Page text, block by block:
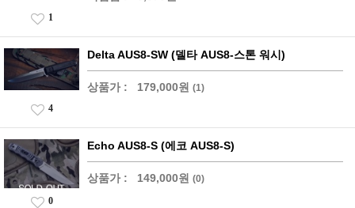
1
Delta AUS8-SW (델타 AUS8-스톤 워시)
상품가 : 179,000원 (1)
4
Echo AUS8-S (에코 AUS8-S)
상품가 : 149,000원 (0)
0